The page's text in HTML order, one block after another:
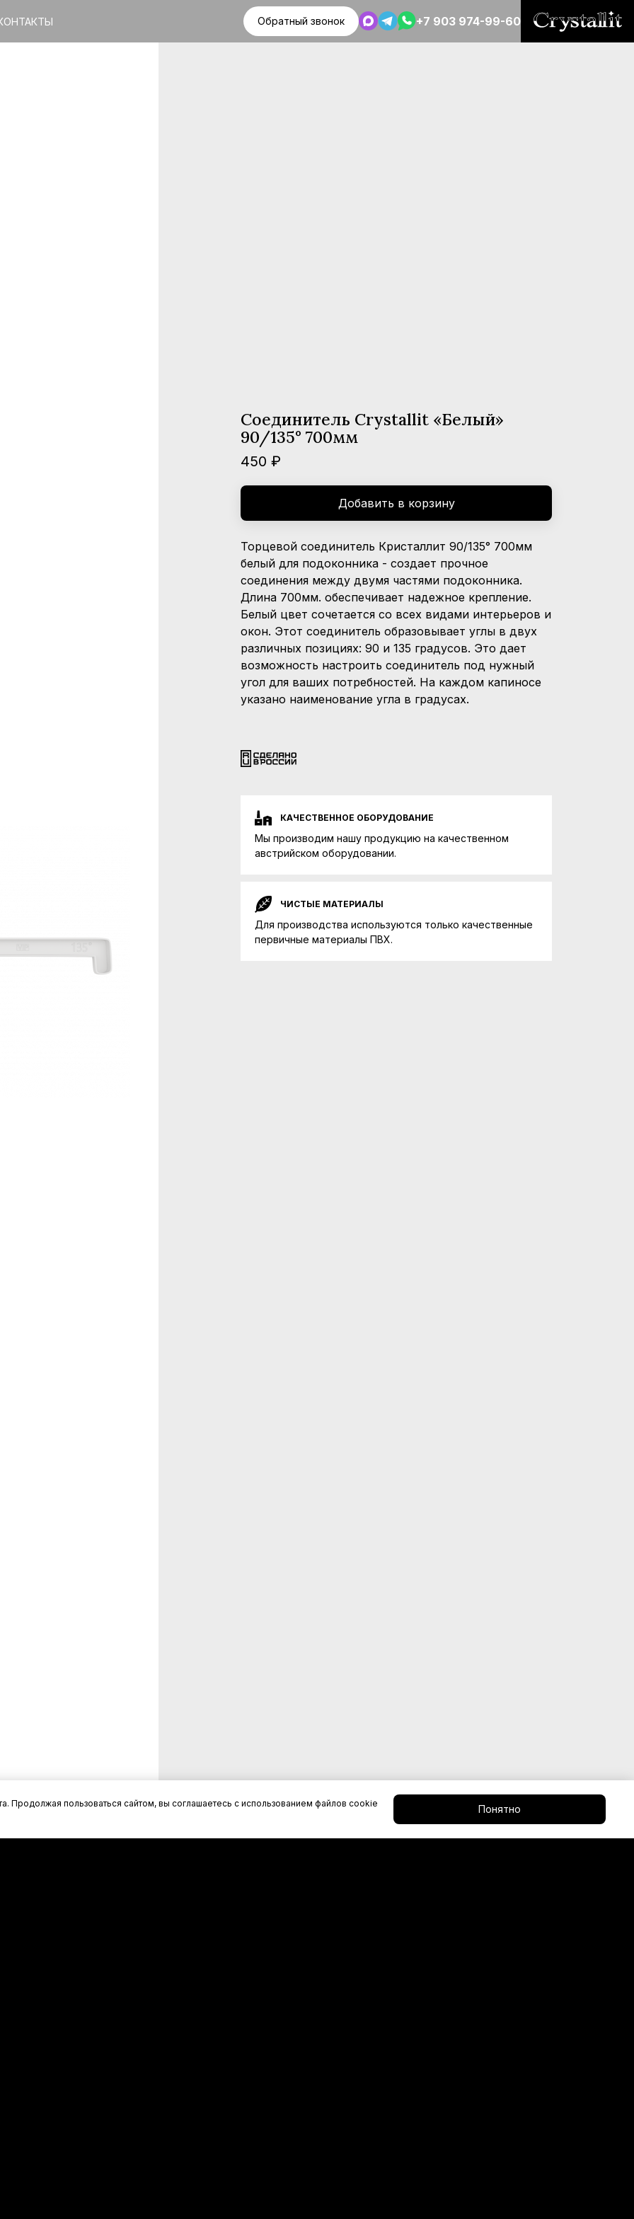
Обратный звонок +7 903 974-99-60
Соединитель Crystallit «Белый»
90/135° 700мм
450 ₽
Добавить в корзину
Торцевой соединитель Кристаллит 90/135° 700мм
белый для подоконника - создает прочное
соединения между двумя частями подоконника.
Длина 700мм. обеспечивает надежное крепление.
Белый цвет сочетается со всех видами интерьеров и
окон. Этот соединитель образовывает углы в двух
различных позициях: 90 и 135 градусов. Это дает
возможность настроить соединитель под нужный
угол для ваших потребностей. На каждом капиносе
указано наименование угла в градусах.
КАЧЕСТВЕННОЕ ОБОРУДОВАНИЕ
Мы производим нашу продукцию на качественном
австрийском оборудовании.
ЧИСТЫЕ МАТЕРИАЛЫ
Для производства используются только качественные
первичные материалы ПВХ.
Продолжая пользоваться сайтом, вы соглашаетесь с использованием файлов cookie
Понятно